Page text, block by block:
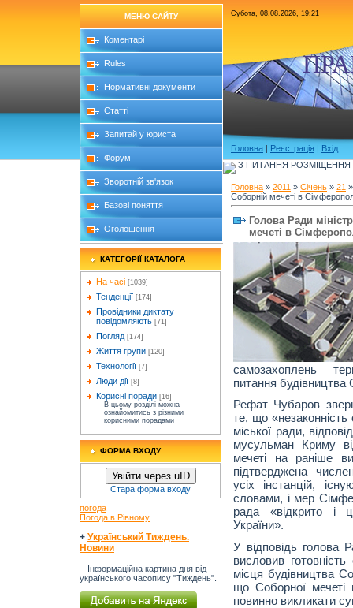
МЕНЮ САЙТУ
Коментарі
Rules
Нормативні документи
Статті
Запитай у юриста
Форум
Зворотній зв'язок
Базові поняття
Оголошення
КАТЕГОРІЇ КАТАЛОГА
На часі [1039]
Тенденції [174]
Провідники диктату
повідомляють [71]
Погляд [174]
Життя групи [120]
Технології [7]
Люди дії [8]
Корисні поради [16]
В цьому розділі можна
ознайомитись з різними
корисними порадами
ФОРМА ВХОДУ
Увійти через uID
Стара форма входу
погода
Погода в Рівному
+ Український Тиждень.
Новини
Інформаційна картина дня від
українського часопису "Тиждень".
Субота, 08.08.2026, 19:21
Головна | Реєстрація | Вхід
З ПИТАННЯ РОЗМІЩЕННЯ
Головна » 2011 » Січень » 21
Соборній мечеті в
Голова Ради
мечеті в
самозахоплень
питання будівництва
Рефат Чубаров
те, що «незаконність
міської ради,
мусульман Криму
мечеті на раніше
підтверджена
усіх інстанцій,
словами, і мер
рада «відкрито і
України».
У відповідь голова
висловив
місця будівництва
що Соборної мечеті
повинно викликати